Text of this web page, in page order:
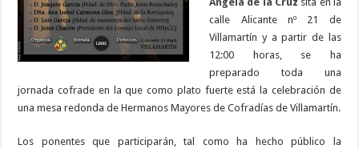
calle Alicante nº 21 de
Villamartín y a partir de las
12:00 horas, se ha
preparado toda una
jornada cofrade en la que como plato fuerte está la celebración de
una mesa redonda de Hermanos Mayores de Cofradías de Villamartín.
Los ponentes que participarán, tal como ha hecho público la